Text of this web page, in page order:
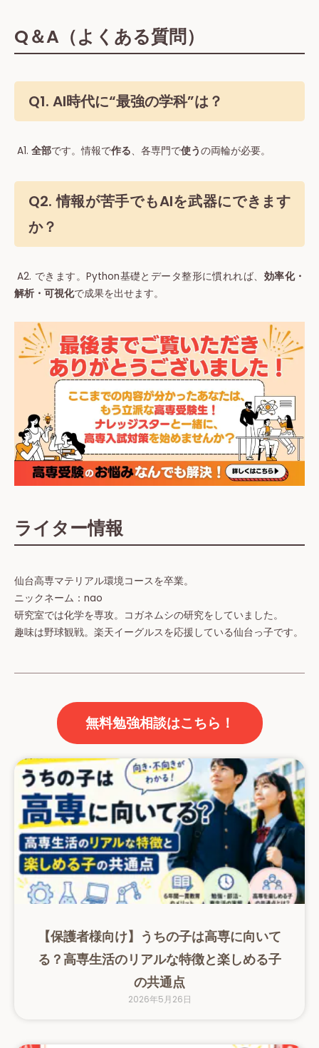
Q＆A（よくある質問）
Q1. AI時代に“最強の学科”は？
A1. 全部です。情報で作る、各専門で使うの両輪が必要。
Q2. 情報が苦手でもAIを武器にできます
か？
A2. できます。Python基礎とデータ整形に慣れれば、 効率化・
解析・可視化で成果を出せます。
ライター情報
仙台高専マテリアル環境コースを卒業。
ニックネーム：nao
研究室では化学を専攻。コガネムシの研究をしていました。
趣味は野球観戦。楽天イーグルスを応援している仙台っ子です。
無料勉強相談はこちら！
【保護者様向け】うちの子は高専に向いて
る？高専生活のリアルな特徴と楽しめる子
の共通点
2026年5月26日